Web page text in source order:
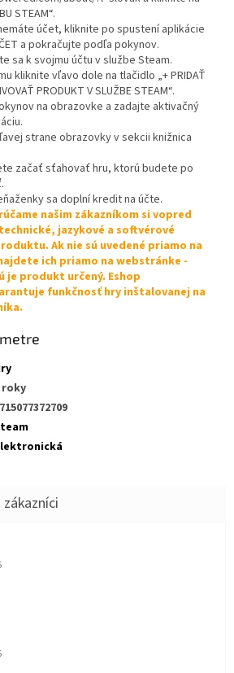
STEAM“.
účet, kliknite po spustení aplikácie
a pokračujte podľa pokynov.
sa k svojmu účtu v službe Steam.
kliknite vľavo dole na tlačidlo „+ PRIDAŤ
PRODUKT V SLUŽBE STEAM“.
na obrazovke a zadajte aktivačný
strane obrazovky v sekcii knižnica
začať sťahovať hru, ktorú budete po
sa doplní kredit na účte.
našim zákazníkom si vopred
jazykové a softvérové
Ak nie sú uvedené priamo na
ich priamo na webstránke -
produkt určený. Eshop
funkčnosť hry inštalovanej na
roky
obchodu je 5 z 5 hviezdičiek.
obchodu je 5 z 5 hviezdičiek.